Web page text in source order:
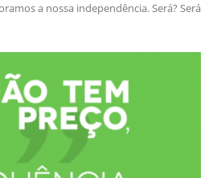
a nossa independência. Será? Será